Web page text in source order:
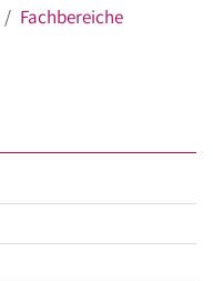
Fachbereiche